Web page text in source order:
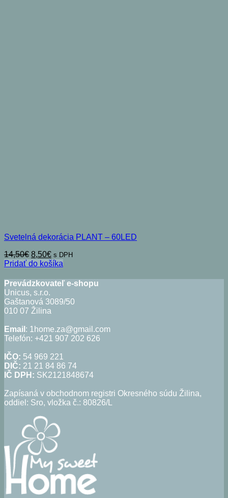
Svetelná dekorácia PLANT – 60LED
14,50€ Pôvodná
cena
14,50€.
8,50€Aktuálna
cena
8,50€.
s DPH
Pridať do košíka
Prevádzkovateľ e-shopu
Unicus, s.r.o.
Gaštanová 3089/50
010 07 Žilina
Email : 1home.za@gmail.com
Telefón: +421 907 202 626
IČO: 54 969 221
DIČ: 21 21 84 86 74
IČ DPH: SK2121848674
Zapísaná v obchodnom registri Okresného súdu Žilina,
oddiel: Sro, vložka č.: 80826/L